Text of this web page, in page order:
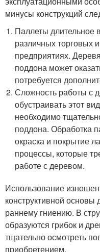
минусы конструкций
Паллеты длительное
различных торговых
предприятиях.
поддона может
потребуется
Сложность работы с
обустраивать этот
необходимо
поддона. Обработка
окраска и покрытие
процессы, которые
работе с деревом.
Использование
конструктивной
раннему гниению. В
образуются грибок и
тщательно осмотреть
приобретением.